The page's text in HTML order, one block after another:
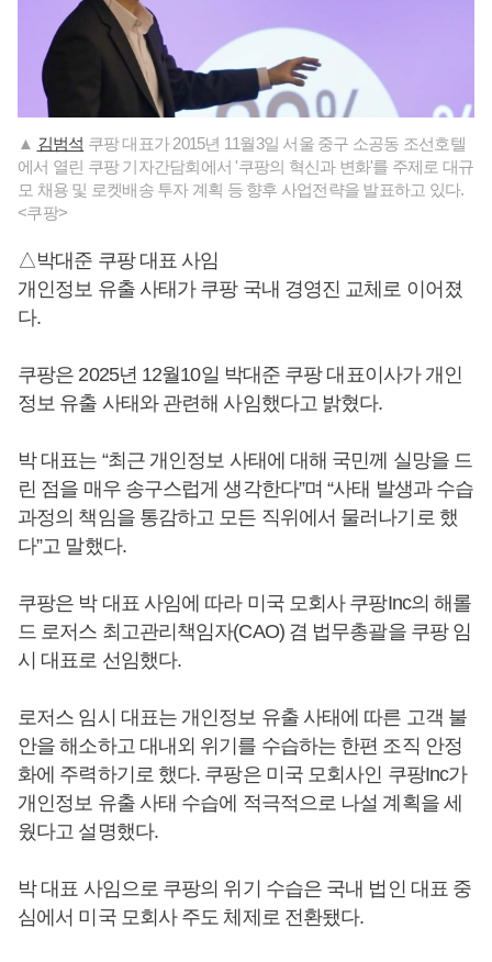
▲ 김범석 쿠팡 대표가 2015년 11월3일 서울 중구 소공동 조선호텔
에서 열린 쿠팡 기자간담회에서 '쿠팡의 혁신과 변화'를 주제로 대규
모 채용 및 로켓배송 투자 계획 등 향후 사업전략을 발표하고 있다.
<쿠팡>
△박대준 쿠팡 대표 사임
개인정보 유출 사태가 쿠팡 국내 경영진 교체로 이어졌
다.
쿠팡은 2025년 12월10일 박대준 쿠팡 대표이사가 개인
정보 유출 사태와 관련해 사임했다고 밝혔다.
박 대표는 “최근 개인정보 사태에 대해 국민께 실망을 드
린 점을 매우 송구스럽게 생각한다”며 “사태 발생과 수습
과정의 책임을 통감하고 모든 직위에서 물러나기로 했
다”고 말했다.
쿠팡은 박 대표 사임에 따라 미국 모회사 쿠팡Inc의 해롤
드 로저스 최고관리책임자(CAO) 겸 법무총괄을 쿠팡 임
시 대표로 선임했다.
로저스 임시 대표는 개인정보 유출 사태에 따른 고객 불
안을 해소하고 대내외 위기를 수습하는 한편 조직 안정
화에 주력하기로 했다. 쿠팡은 미국 모회사인 쿠팡Inc가
개인정보 유출 사태 수습에 적극적으로 나설 계획을 세
웠다고 설명했다.
박 대표 사임으로 쿠팡의 위기 수습은 국내 법인 대표 중
심에서 미국 모회사 주도 체제로 전환됐다.